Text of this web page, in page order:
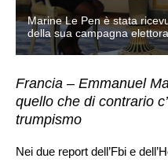
Marine Le Pen è stata
della sua campagna
Francia – Emmanuel
quello che di contrario
trumpismo
Nei due report dell’Fbi e